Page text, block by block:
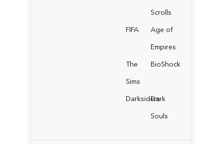
Scrolls
FIFA
Age of
Empires
The
Sims
BioShock
Darksiders
Dark
Souls